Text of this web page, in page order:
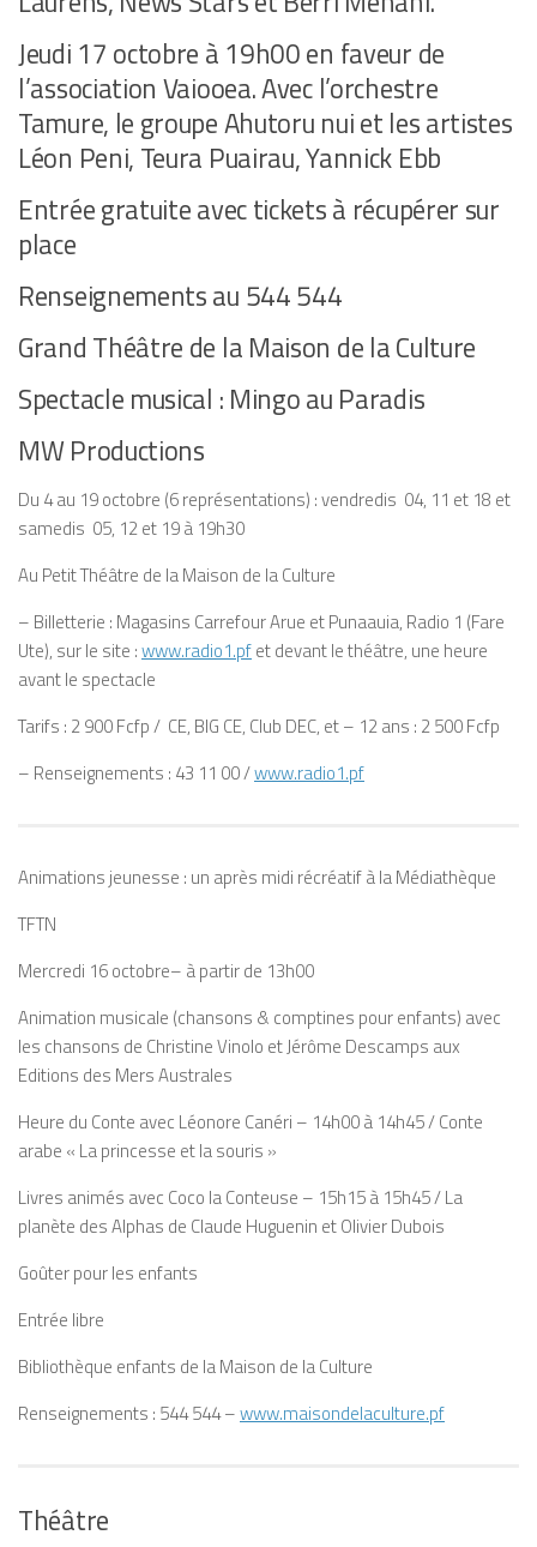
Jeudi 17 octobre à 19h00 en faveur de
l’association Vaiooea. Avec l’orchestre
Tamure, le groupe Ahutoru nui et les artistes
Léon Peni, Teura Puairau, Yannick Ebb
Entrée gratuite avec tickets à récupérer sur
place
Renseignements au 544 544
Grand Théâtre de la Maison de la Culture
Spectacle musical : Mingo au Paradis
MW Productions
Du 4 au 19 octobre (6 représentations) : vendredis 04, 11 et 18 et
samedis 05, 12 et 19 à 19h30
Au Petit Théâtre de la Maison de la Culture
– Billetterie : Magasins Carrefour Arue et Punaauia, Radio 1 (Fare
Ute), sur le site :www.radio1.pfet devant le théâtre, une heure
avant le spectacle
Tarifs : 2 900 Fcfp / CE, BIG CE, Club DEC, et – 12 ans : 2 500 Fcfp
– Renseignements : 43 11 00 /www.radio1.pf
Animations jeunesse : un après midi récréatif à la Médiathèque
TFTN
Mercredi 16 octobre– à partir de 13h00
Animation musicale (chansons & comptines pour enfants) avec
les chansons de Christine Vinolo et Jérôme Descamps aux
Editions des Mers Australes
Heure du Conte avec Léonore Canéri – 14h00 à 14h45 / Conte
arabe « La princesse et la souris »
Livres animés avec Coco la Conteuse – 15h15 à 15h45 / La
planète des Alphas de Claude Huguenin et Olivier Dubois
Goûter pour les enfants
Entrée libre
Bibliothèque enfants de la Maison de la Culture
Renseignements : 544 544 –www.maisondelaculture.pf
Théâtre